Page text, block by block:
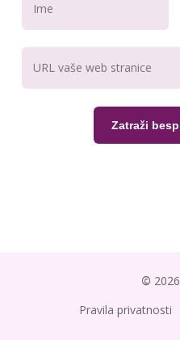
© 2026
Pravila privatnosti